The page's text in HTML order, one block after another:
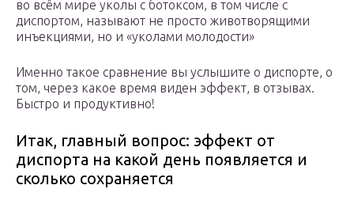
во всём мире уколы с ботоксом, в том числе с
диспортом, называют не просто животворящими
инъекциями, но и «уколами молодости»
Именно такое сравнение вы услышите о диспорте, о
том, через какое время виден эффект, в отзывах.
Быстро и продуктивно!
Итак, главный вопрос: эффект от
диспорта на какой день появляется и
сколько сохраняется